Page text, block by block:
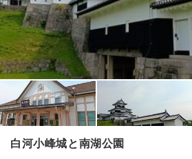
磐
梯
会
津
・
多
方
・
東
白河小峰城と南湖公園